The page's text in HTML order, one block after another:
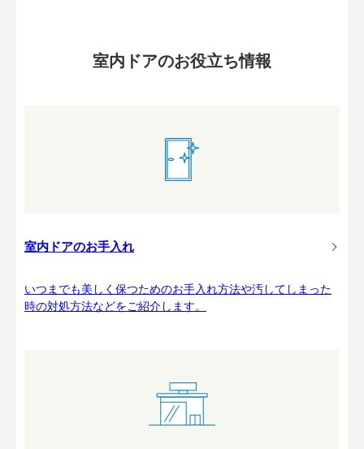
室内ドアのお役立ち情報
室内ドアのお手入れ
いつまでも美しく保つためのお手入れ方法や汚してしまった
時の対処方法などをご紹介します。